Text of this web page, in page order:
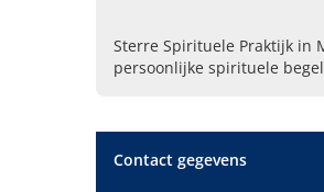
Sterre Spirituele Praktijk in
persoonlijke spirituele
afspraak.
Contact gegevens